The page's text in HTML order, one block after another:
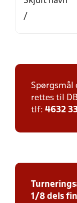
/
Spørgsmål
rettes til
tlf: 4632
1/8 dels